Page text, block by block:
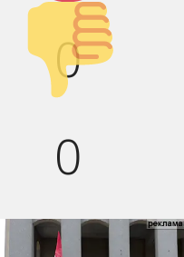
0
Палец
0